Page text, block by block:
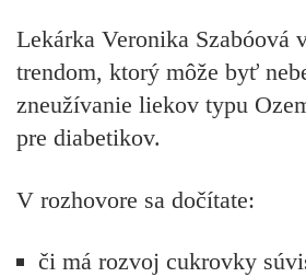
Lekárka Veronika Szabóová
trendom, ktorý môže byť
zneužívanie liekov typu
pre diabetikov.
V rozhovore sa dočítate:
či má rozvoj cukrovky